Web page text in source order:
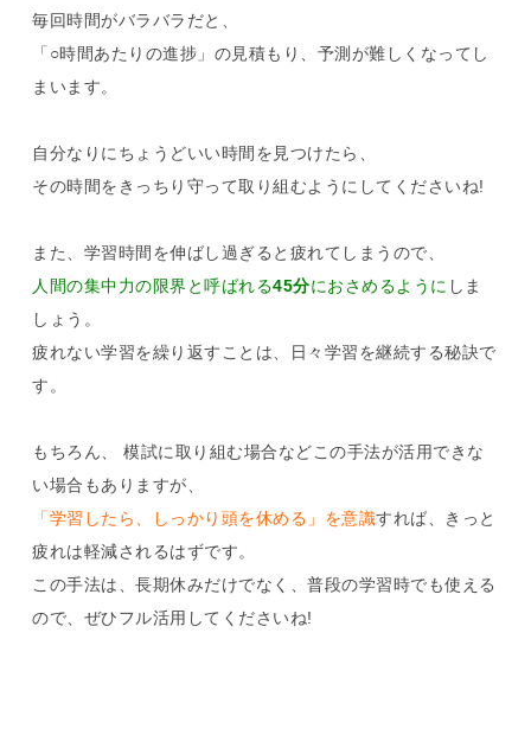
毎回時間がバラバラだと、
「○時間あたりの進捗」の見積もり、予測が難しくなってし
まいます。
自分なりにちょうどいい時間を見つけたら、
その時間をきっちり守って取り組むようにしてくださいね!
また、学習時間を伸ばし過ぎると疲れてしまうので、
人間の集中力の限界と呼ばれる45分におさめるように しま
しょう。
疲れない学習を繰り返すことは、日々学習を継続する秘訣で
す。
もちろん、 模試に取り組む場合などこの手法が活用できな
い場合もありますが、
「学習したら、しっかり頭を休める」を意識すれば、きっと
疲れは軽減されるはずです。
この手法は、長期休みだけでなく、普段の学習時でも使える
ので、ぜひフル活用してくださいね!